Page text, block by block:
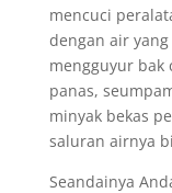
mencuci
dengan air
mengguyur
panas,
minyak bekas
saluran airnya
Seandainya